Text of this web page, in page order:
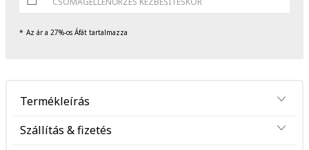
Az ár a 27%-os Áfát tartalmazza
Termékleírás
Szállítás & fizetés